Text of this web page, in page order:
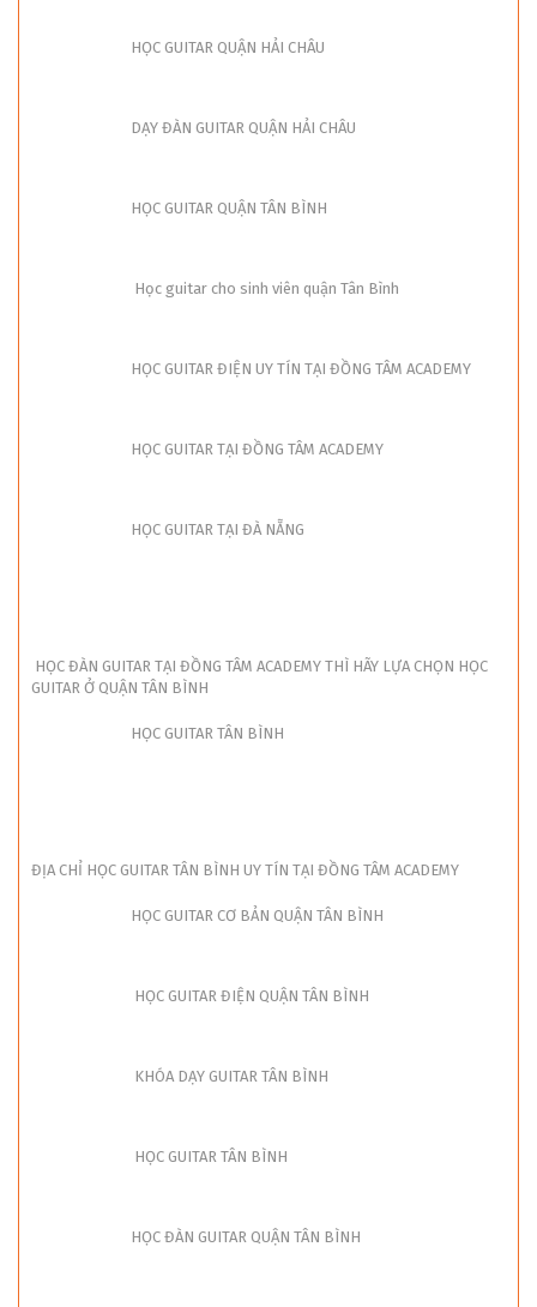
HỌC GUITAR QUẬN HẢI CHÂU
DẠY ĐÀN GUITAR QUẬN HẢI CHÂU
HỌC GUITAR QUẬN TÂN BÌNH
Học guitar cho sinh viên quận Tân Bình
HỌC GUITAR ĐIỆN UY TÍN TẠI ĐỒNG TÂM ACADEMY
HỌC GUITAR TẠI ĐỒNG TÂM ACADEMY
HỌC GUITAR TẠI ĐÀ NẴNG
HỌC ĐÀN GUITAR TẠI ĐỒNG TÂM ACADEMY THÌ HÃY LỰA CHỌN HỌC
GUITAR Ở QUẬN TÂN BÌNH
HỌC GUITAR TÂN BÌNH
ĐỊA CHỈ HỌC GUITAR TÂN BÌNH UY TÍN TẠI ĐỒNG TÂM ACADEMY
HỌC GUITAR CƠ BẢN QUẬN TÂN BÌNH
HỌC GUITAR ĐIỆN QUẬN TÂN BÌNH
KHÓA DẠY GUITAR TÂN BÌNH
HỌC GUITAR TÂN BÌNH
HỌC ĐÀN GUITAR QUẬN TÂN BÌNH